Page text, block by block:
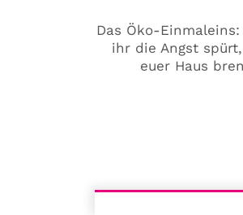
Das Öko-
ihr die Angst
euer Haus